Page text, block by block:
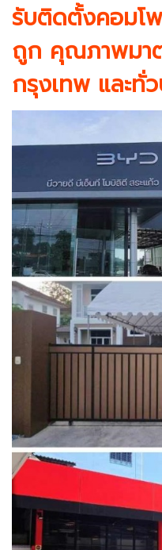
รับติดตั้งคอมโ
ถูก คุณภาพมา
กรุงเทพ และทั่ว